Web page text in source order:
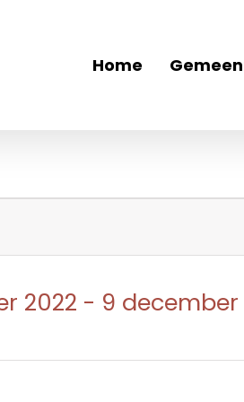
Home
2022 - 9 december